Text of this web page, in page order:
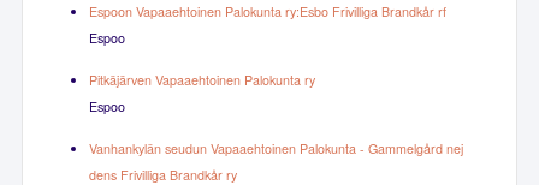
Espoon Vapaaehtoinen Palokunta ry:Esbo Frivilliga Brandkår rf
Espoo
Pitkäjärven Vapaaehtoinen Palokunta ry
Espoo
Vanhankylän seudun Vapaaehtoinen Palokunta - Gammelgård nej
dens Frivilliga Brandkår ry